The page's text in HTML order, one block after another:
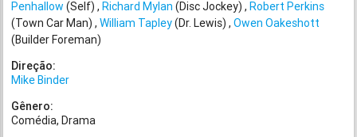
Penhallow (Self) Richard Mylan (Disc Jockey) Robert Perkins
(Town Car Man) William Tapley(Dr. Lewis) Owen Oakeshott
(Builder Foreman)
Direção:
Mike Binder
Gênero:
Comédia Drama